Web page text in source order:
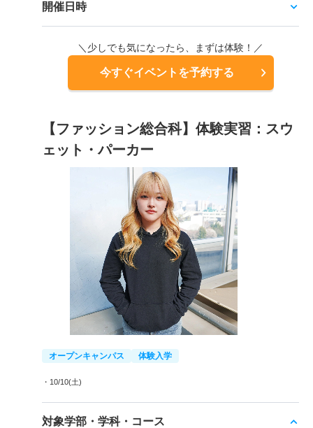
開催日時
＼少しでも気になったら、まずは体験！／
今すぐイベントを予約する
【ファッション総合科】体験実習：スウ
ェット・パーカー
オープンキャンパス 体験入学
・10/10(土)
対象学部・学科・コース